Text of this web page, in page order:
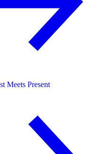
Meets Present